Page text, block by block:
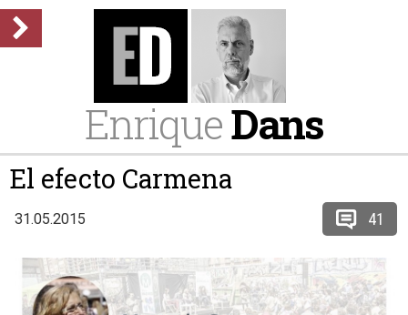
EnriqueDans
El efecto Carmena
31.05.2015 41